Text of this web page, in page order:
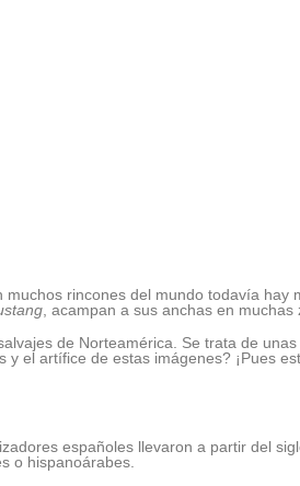
rincones del mundo todavía hay
, acampan a sus anchas en muchas
de Norteamérica. Se trata de
el artífice de estas imágenes? ¡Pues
españoles llevaron a partir del
o hispanoárabes.